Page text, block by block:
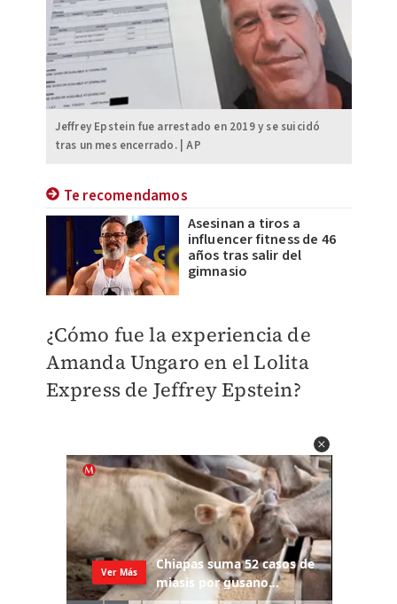
Jeffrey Epstein fue arrestado en 2019 y se suicidó
tras un mes encerrado. | AP
Te recomendamos
Asesinan a tiros a
influencer fitness de 46
años tras salir del
gimnasio
¿Cómo fue la experiencia de
Amanda Ungaro en el Lolita
Express de Jeffrey Epstein?